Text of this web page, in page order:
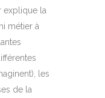
explique la
métier à
les
de la